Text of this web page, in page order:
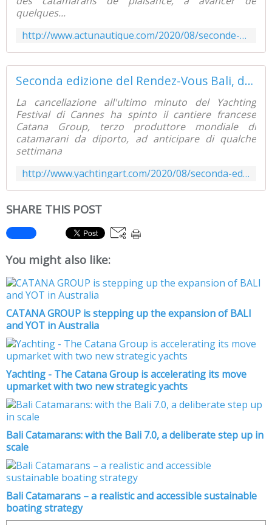
quelques...
http://www.actunautique.com/2020/08/seconde-edition-des-rendez-vous-bali-du-8-au-14-septembre-a-canet-en-roussillon.html
Seconda edizione del Rendez-Vous Bali, dall'8 al 14 settembre, a Canet en Roussillon - Yachting Art Magazine
La cancellazione all'ultimo minuto del Yachting
Festival di Cannes ha spinto il cantiere francese
Catana Group, terzo produttore mondiale di
catamarani da diporto, ad anticipare di qualche
settimana
http://www.yachtingart.com/2020/08/seconda-edizione-del-rendez-vous-bali-dall-8-al-14-settembre-a-canet-en-roussillon.html
SHARE THIS POST
You might also like:
CATANA GROUP is stepping up the expansion of BALI
and YOT in Australia
Yachting - The Catana Group is accelerating its move
upmarket with two new strategic yachts
Bali Catamarans: with the Bali 7.0, a deliberate step up in
scale
Bali Catamarans – a realistic and accessible sustainable
boating strategy